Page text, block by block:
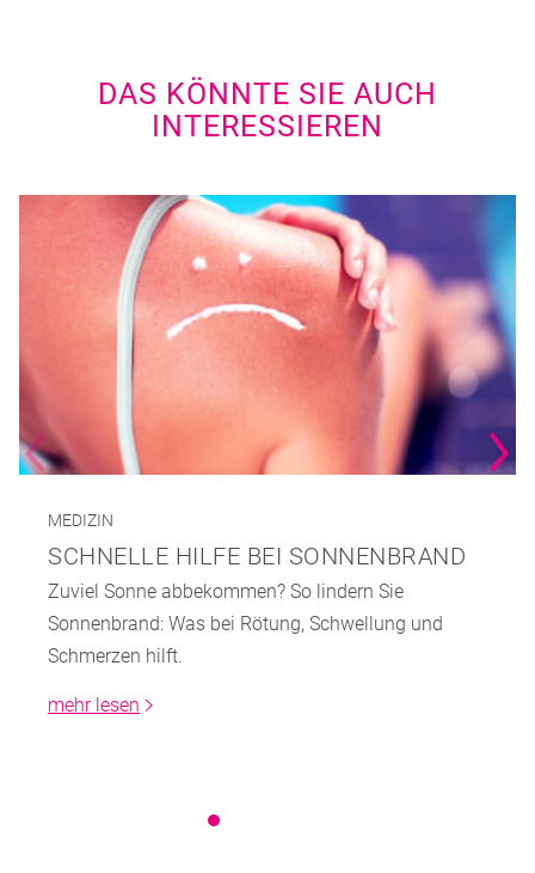
DAS KÖNNTE SIE AUCH
INTERESSIEREN
MEDIZIN
SCHNELLE HILFE BEI SONNENBRAND
Zuviel Sonne abbekommen? So lindern Sie
Sonnenbrand: Was bei Rötung, Schwellung und
Schmerzen hilft.
mehr lesen